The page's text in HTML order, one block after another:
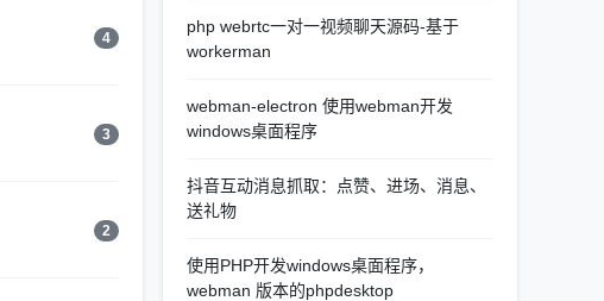
4
3
2
php webrtc一对一视频聊天源码-基于
workerman
webman-electron 使用webman开发
windows桌面程序
抖音互动消息抓取：点赞、进场、消息、
送礼物
使用PHP开发windows桌面程序，
webman 版本的phpdesktop